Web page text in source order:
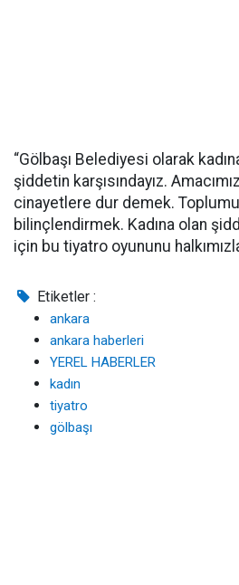
“Gölbaşı Belediyesi olarak
şiddetin karşısındayız.
cinayetlere dur demek.
bilinçlendirmek. Kadına olan
için bu tiyatro oyununu
Etiketler :
ankara
ankara haberleri
YEREL HABERLER
kadın
tiyatro
gölbaşı